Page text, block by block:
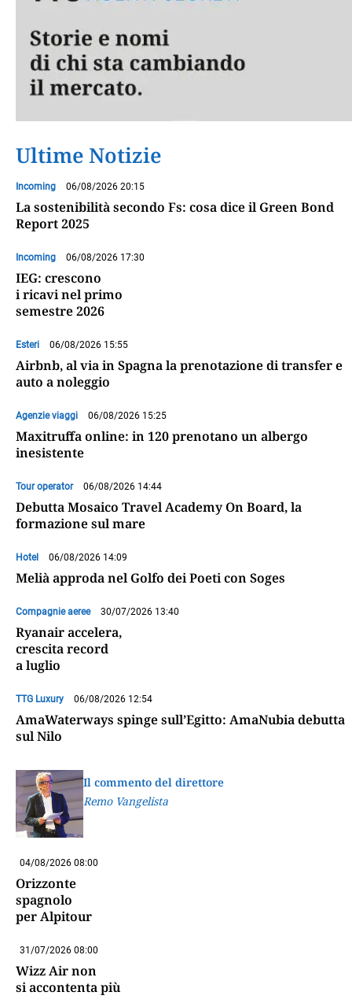
Ultime Notizie
Incoming 06/08/2026 20:15
La sostenibilità secondo Fs: cosa dice il Green Bond
Report 2025
Incoming 06/08/2026 17:30
IEG: crescono
i ricavi nel primo
semestre 2026
Esteri 06/08/2026 15:55
Airbnb, al via in Spagna la prenotazione di transfer e
auto a noleggio
Agenzie viaggi 06/08/2026 15:25
Maxitruffa online: in 120 prenotano un albergo
inesistente
Tour operator 06/08/2026 14:44
Debutta Mosaico Travel Academy On Board, la
formazione sul mare
Hotel 06/08/2026 14:09
Melià approda nel Golfo dei Poeti con Soges
Compagnie aeree 30/07/2026 13:40
Ryanair accelera,
crescita record
a luglio
TTG Luxury 06/08/2026 12:54
AmaWaterways spinge sull’Egitto: AmaNubia debutta
sul Nilo
Il commento del direttore
Remo Vangelista
04/08/2026 08:00
Orizzonte
spagnolo
per Alpitour
31/07/2026 08:00
Wizz Air non
si accontenta più